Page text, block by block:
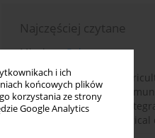
i ich
końcowych plików
korzystania ze strony
Google Analytics
Najczęściej czytane
Miesiąc
Rok
Towards sustainable
synthetic microbial
multifunctional roles,
applications, and